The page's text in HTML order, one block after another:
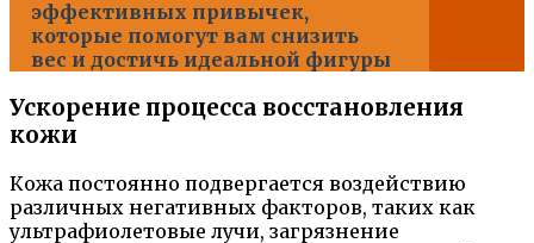
эффективных привычек,
которые помогут вам снизить
вес и достичь идеальной фигуры
Ускорение процесса восстановления
кожи
Кожа постоянно подвергается воздействию
различных негативных факторов, таких как
ультрафиолетовые лучи, загрязнение